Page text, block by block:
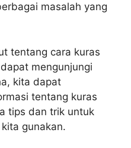
masalah yang
tentang cara kuras
mengunjungi
kita dapat
tentang kuras
tips dan trik untuk
gunakan.